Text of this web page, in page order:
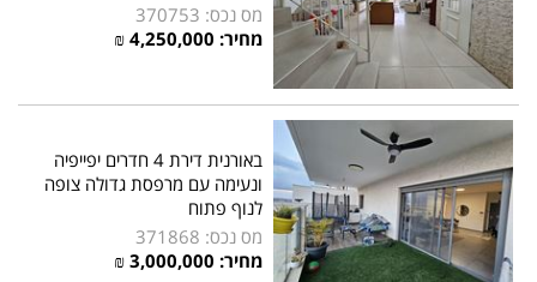
מס נכס: 370753
מחיר: 4,250,000 ₪
באורנית דירת 4 חדרים יפייפיה
ונעימה עם מרפסת גדולה צופה
לנוף פתוח
מס נכס: 371868
מחיר: 3,000,000 ₪